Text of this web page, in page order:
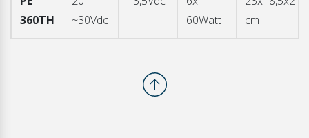
360TH
~30Vdc
60Watt
cm